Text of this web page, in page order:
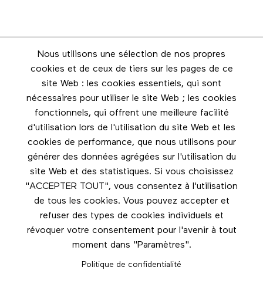
Nous utilisons une sélection de nos propres
cookies et de ceux de tiers sur les pages de ce
site Web : les cookies essentiels, qui sont
nécessaires pour utiliser le site Web ; les cookies
fonctionnels, qui offrent une meilleure facilité
d'utilisation lors de l'utilisation du site Web et les
cookies de performance, que nous utilisons pour
générer des données agrégées sur l'utilisation du
site Web et des statistiques. Si vous choisissez
"ACCEPTER TOUT", vous consentez à l'utilisation
de tous les cookies. Vous pouvez accepter et
refuser des types de cookies individuels et
révoquer votre consentement pour l'avenir à tout
moment dans "Paramètres".
Politique de confidentialité
Infolettre
Restez en contact grâce à l'infolettre
Footer menu
Les éditions Esse
Instagram
Facebook
Nous contacter